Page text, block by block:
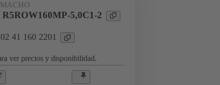
5,0C1-2
41 160 2201
ver precios y disponibilidad.